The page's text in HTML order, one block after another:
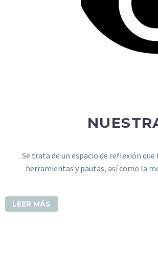
Se trata de un espacio de reflexión
herramientas y pautas, así como la
LEER MÁS